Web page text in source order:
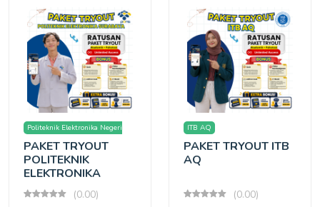
Politeknik Elektronika Negeri
Surabaya
PAKET TRYOUT
POLITEKNIK
ELEKTRONIKA
SURABAYA(0.00)
ITB AQ
PAKET TRYOUT ITB
AQ
(0.00)